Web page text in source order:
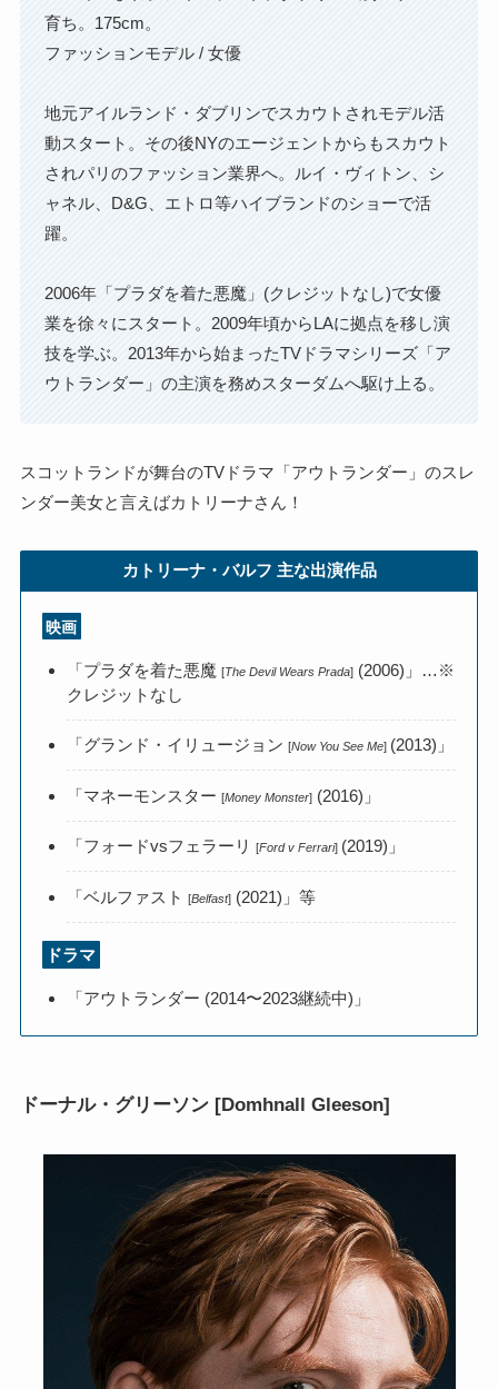
育ち。175cm。
ファッションモデル / 女優
地元アイルランド・ダブリンでスカウトされモデル活
動スタート。その後NYのエージェントからもスカウト
されパリのファッション業界へ。ルイ・ヴィトン、シ
ャネル、D&G、エトロ等ハイブランドのショーで活
躍。
2006年「プラダを着た悪魔」(クレジットなし)で女優
業を徐々にスタート。2009年頃からLAに拠点を移し演
技を学ぶ。2013年から始まったTVドラマシリーズ「ア
ウトランダー」の主演を務めスターダムへ駆け上る。
スコットランドが舞台のTVドラマ「アウトランダー」のスレ
ンダー美女と言えばカトリーナさん！
カトリーナ・バルフ 主な出演作品
映画
「プラダを着た悪魔[The Devil Wears Prada] (2006)」…※
クレジットなし
「グランド・イリュージョン[Now You See Me] (2013)」
「マネーモンスター[Money Monster] (2016)」
「フォードvsフェラーリ[Ford v Ferrari] (2019)」
「ベルファスト[Belfast] (2021)」等
ドラマ
「アウトランダー (2014〜2023継続中)」
ドーナル・グリーソン [Domhnall Gleeson]